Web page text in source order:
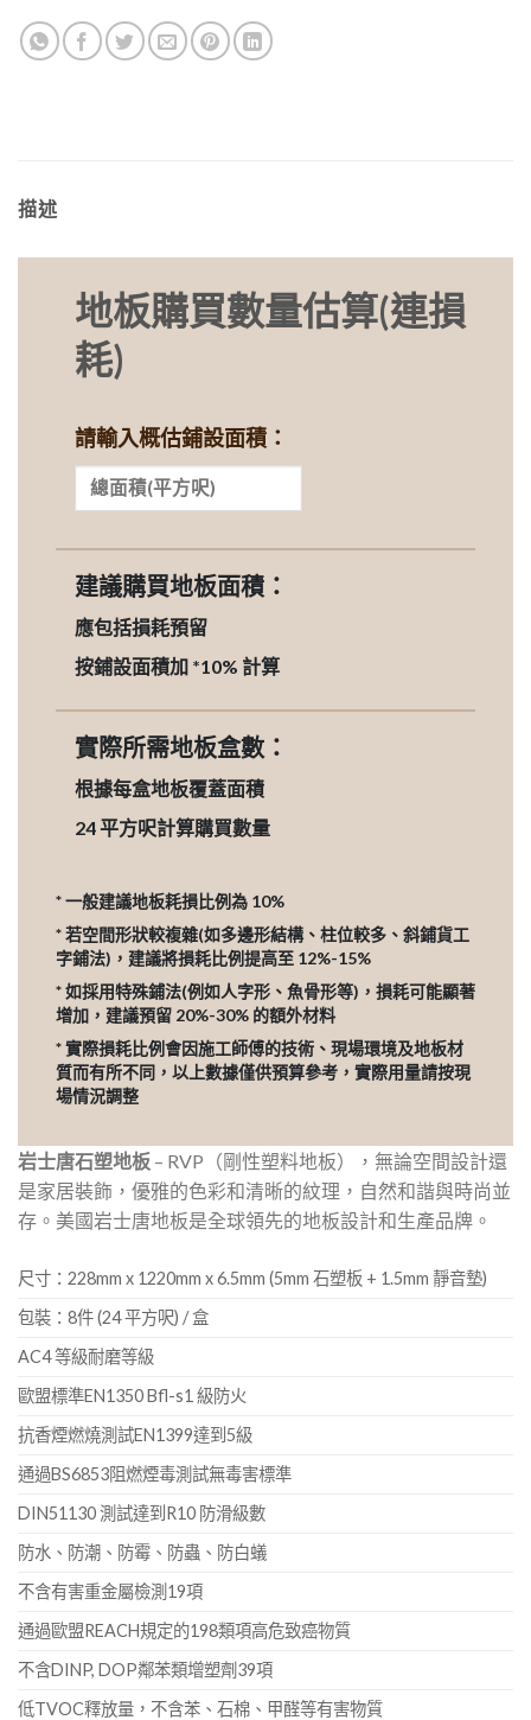
描述
地板購買數量估算(連損
耗)
請輸入概估鋪設面積：
建議購買地板面積：
應包括損耗預留
按鋪設面積加 *10% 計算
實際所需地板盒數：
根據每盒地板覆蓋面積
24平方呎計算購買數量
* 一般建議地板耗損比例為 10%
* 若空間形狀較複雜(如多邊形結構、柱位較多、斜鋪貨工
字鋪法)，建議將損耗比例提高至 12%-15%
* 如採用特殊鋪法(例如人字形、魚骨形等)，損耗可能顯著
增加，建議預留 20%-30% 的額外材料
* 實際損耗比例會因施工師傅的技術、現場環境及地板材
質而有所不同，以上數據僅供預算參考，實際用量請按現
場情況調整
岩士唐石塑地板 – RVP（剛性塑料地板），無論空間設計還
是家居裝飾，優雅的色彩和清晰的紋理，自然和諧與時尚並
存。美國岩士唐地板是全球領先的地板設計和生產品牌。
尺寸：228mm x 1220mm x 6.5mm (5mm 石塑板 + 1.5mm 靜音墊)
包裝：8件 (24 平方呎) / 盒
AC4 等級耐磨等級
歐盟標準EN1350 Bfl-s1 級防火
抗香煙燃燒測試EN1399達到5級
通過BS6853阻燃煙毒測試無毒害標準
DIN51130 測試達到R10 防滑級數
防水、防潮、防霉、防蟲、防白蟻
不含有害重金屬檢測19項
通過歐盟REACH規定的198類項高危致癌物質
不含DINP, DOP鄰苯類增塑劑39項
低TVOC釋放量，不含苯、石棉、甲醛等有害物質